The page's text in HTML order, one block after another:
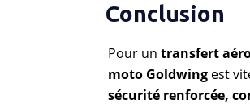
Conclusion
Pour un transfert
moto Goldwingest
sécurité renforcée,